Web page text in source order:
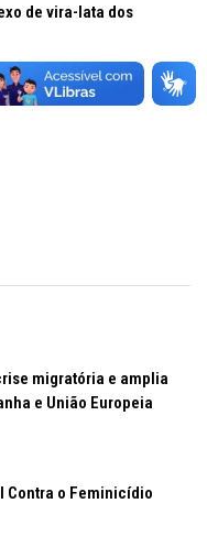
de vira-lata dos
migratória e amplia
e União Europeia
Contra o Feminicídio